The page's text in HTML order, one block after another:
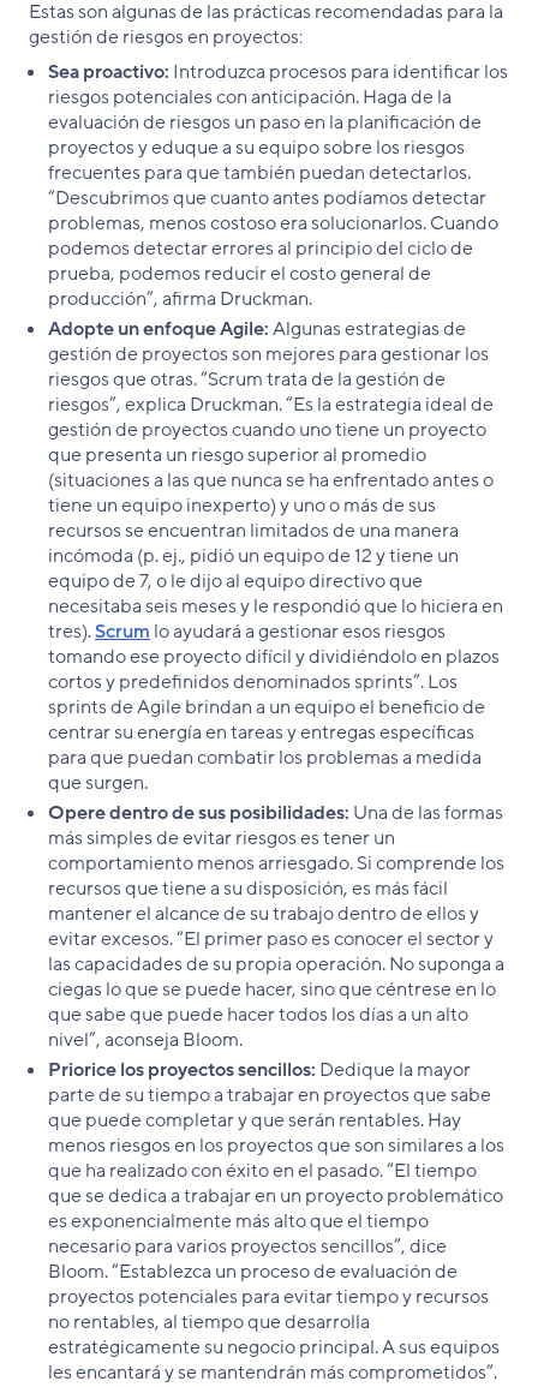
Estas son algunas de las prácticas recomendadas para la
gestión de riesgos en proyectos:
Sea proactivo: Introduzca procesos para identificar los
riesgos potenciales con anticipación. Haga de la
evaluación de riesgos un paso en la planificación de
proyectos y eduque a su equipo sobre los riesgos
frecuentes para que también puedan detectarlos.
“Descubrimos que cuanto antes podíamos detectar
problemas, menos costoso era solucionarlos. Cuando
podemos detectar errores al principio del ciclo de
prueba, podemos reducir el costo general de
producción”, afirma Druckman.
Adopte un enfoque Agile:Algunas estrategias de
gestión de proyectos son mejores para gestionar los
riesgos que otras. “Scrum trata de la gestión de
riesgos”, explica Druckman. “Es la estrategia ideal de
gestión de proyectos cuando uno tiene un proyecto
que presenta un riesgo superior al promedio
(situaciones a las que nunca se ha enfrentado antes o
tiene un equipo inexperto) y uno o más de sus
recursos se encuentran limitados de una manera
incómoda (p. ej., pidió un equipo de 12 y tiene un
equipo de 7, o le dijo al equipo directivo que
necesitaba seis meses y le respondió que lo hiciera en
tres).Scrum lo ayudará a gestionar esos riesgos
tomando ese proyecto difícil y dividiéndolo en plazos
cortos y predefinidos denominados sprints”. Los
sprints de Agile brindan a un equipo el beneficio de
centrar su energía en tareas y entregas específicas
para que puedan combatir los problemas a medida
que surgen.
Opere dentro de sus posibilidades: Una de las formas
más simples de evitar riesgos es tener un
comportamiento menos arriesgado. Si comprende los
recursos que tiene a su disposición, es más fácil
mantener el alcance de su trabajo dentro de ellos y
evitar excesos. “El primer paso es conocer el sector y
las capacidades de su propia operación. No suponga a
ciegas lo que se puede hacer, sino que céntrese en lo
que sabe que puede hacer todos los días a un alto
nivel”, aconseja Bloom.
Priorice los proyectos sencillos: Dedique la mayor
parte de su tiempo a trabajar en proyectos que sabe
que puede completar y que serán rentables. Hay
menos riesgos en los proyectos que son similares a los
que ha realizado con éxito en el pasado. “El tiempo
que se dedica a trabajar en un proyecto problemático
es exponencialmente más alto que el tiempo
necesario para varios proyectos sencillos”, dice
Bloom. “Establezca un proceso de evaluación de
proyectos potenciales para evitar tiempo y recursos
no rentables, al tiempo que desarrolla
estratégicamente su negocio principal. A sus equipos
les encantará y se mantendrán más comprometidos”.